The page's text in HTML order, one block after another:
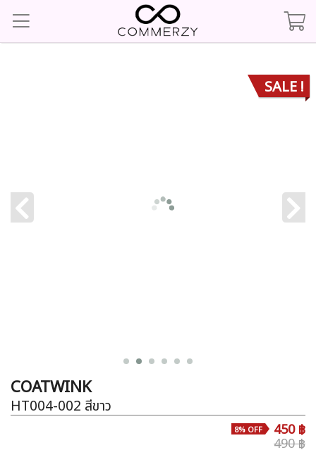
SALE !
COATWINK
HT004-002 สีขาว
490 ฿
450 ฿
8% OFF